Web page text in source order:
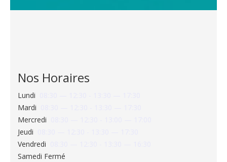
Nos Horaires
Lundi
Mardi
Mercredi
Jeudi
Vendredi
Samedi Fermé